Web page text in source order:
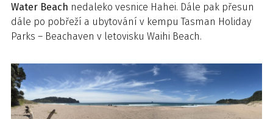
Water Beach nedaleko vesnice Hahei. Dále pak přesun
dále po pobřeží a ubytování v kempu Tasman Holiday
Parks – Beachaven v letovisku Waihi Beach.